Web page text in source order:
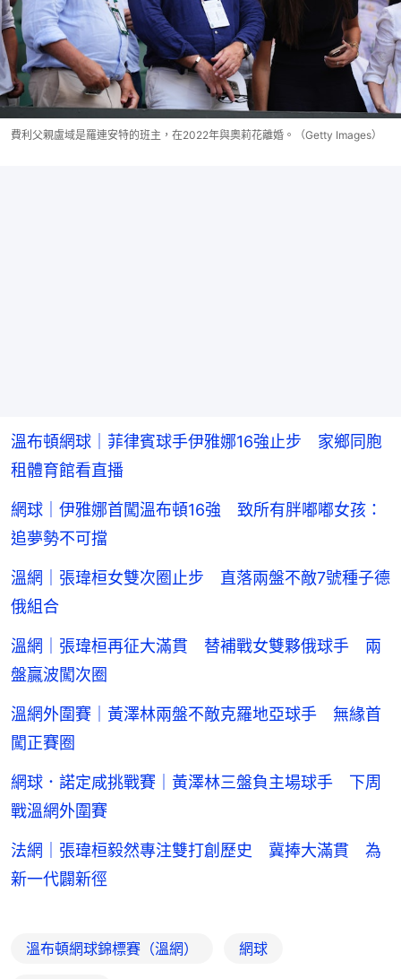
費利父親盧域是羅連安特的班主，在2022年與奧莉花離婚。（Getty Images）
溫布頓網球｜菲律賓球手伊雅娜16強止步 家鄉同胞
租體育館看直播
網球｜伊雅娜首闖溫布頓16強 致所有胖嘟嘟女孩：
追夢勢不可擋
溫網｜張瑋桓女雙次圈止步 直落兩盤不敵7號種子德
俄組合
溫網｜張瑋桓再征大滿貫 替補戰女雙夥俄球手 兩
盤贏波闖次圈
溫網外圍賽｜黃澤林兩盤不敵克羅地亞球手 無緣首
闖正賽圈
網球．諾定咸挑戰賽｜黃澤林三盤負主場球手 下周
戰溫網外圍賽
法網｜張瑋桓毅然專注雙打創歷史 冀捧大滿貫 為
新一代闢新徑
溫布頓網球錦標賽（溫網） 網球